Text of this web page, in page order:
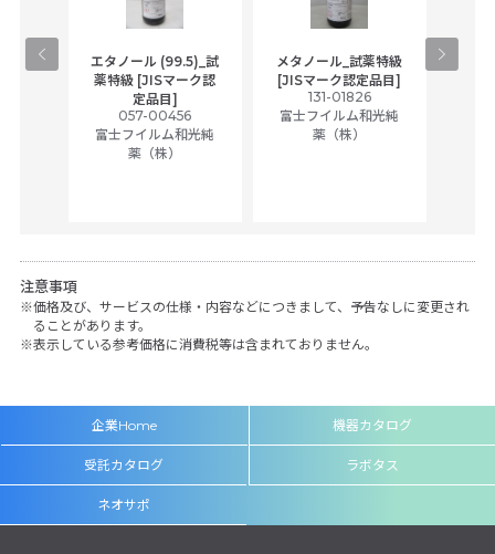
エタノール (99.5)_試
薬特級 [JISマーク認
定品目]
057-00456
富士フイルム和光純
薬（株）
メタノール_試薬特級
[JISマーク認定品目]
131-01826
富士フイルム和光純
薬（株）
注意事項
価格及び、サービスの仕様・内容などにつきまして、予告なしに変更され
ることがあります。
表示している参考価格に消費税等は含まれておりません。
企業Home 機器カタログ
受託カタログ ラボタス
ネオサポ